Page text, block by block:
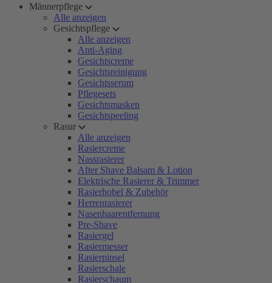
Männerpflege
Alle anzeigen
Gesichtspflege
Alle anzeigen
Anti-Aging
Gesichtscreme
Gesichtsreinigung
Gesichtsserum
Pflegesets
Gesichtsmasken
Gesichtspeeling
Rasur
Alle anzeigen
Rasiercreme
Nassrasierer
After Shave Balsam & Lotion
Elektrische Rasierer & Trimmer
Rasierhobel & Zubehör
Herrenrasierer
Nasenhaarentfernung
Pre-Shave
Rasiergel
Rasiermesser
Rasierpinsel
Rasierschale
Rasierschaum